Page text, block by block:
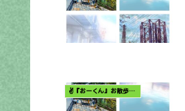
✌️『おーくん』お散歩日記〜どんな出会いがあるだろう〜